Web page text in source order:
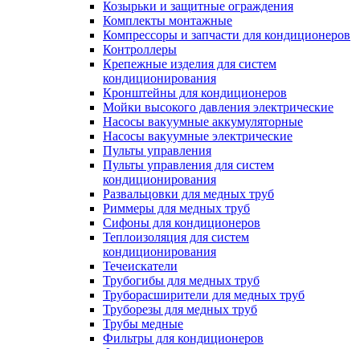
Козырьки и защитные ограждения
Комплекты монтажные
Компрессоры и запчасти для кондиционеров
Контроллеры
Крепежные изделия для систем
кондиционирования
Кронштейны для кондиционеров
Мойки высокого давления электрические
Насосы вакуумные аккумуляторные
Насосы вакуумные электрические
Пульты управления
Пульты управления для систем
кондиционирования
Развальцовки для медных труб
Риммеры для медных труб
Сифоны для кондиционеров
Теплоизоляция для систем
кондиционирования
Течеискатели
Трубогибы для медных труб
Труборасширители для медных труб
Труборезы для медных труб
Трубы медные
Фильтры для кондиционеров